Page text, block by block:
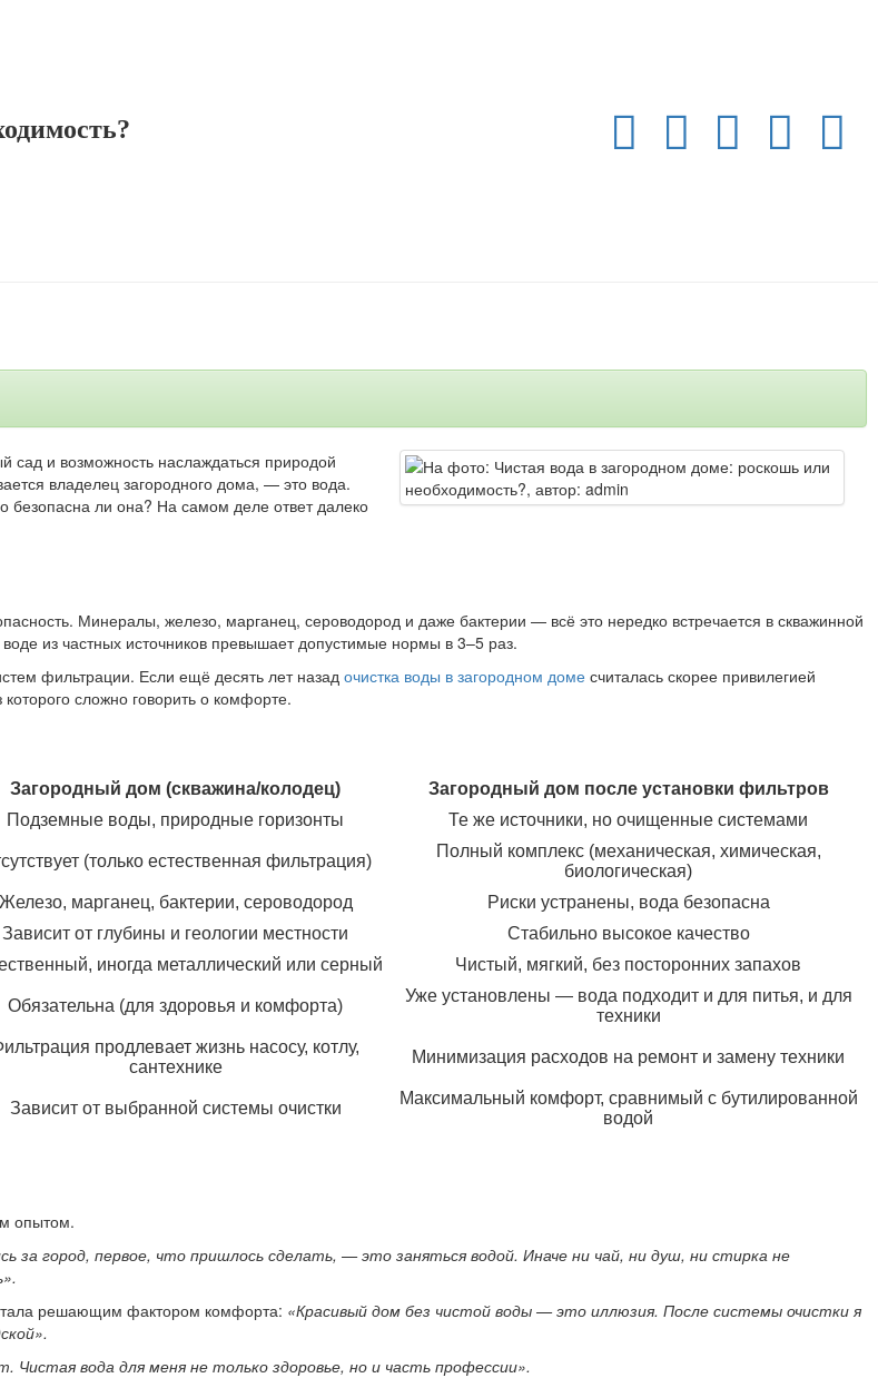
сад и возможность наслаждаться природой
владелец загородного дома, — это вода.
безопасна ли она? На самом деле ответ далеко
Минералы, железо, марганец, сероводород и даже бактерии — всё это нередко встречается в скважинной
из частных источников превышает допустимые нормы в 3–5 раз.
фильтрации. Если ещё десять лет назад очистка воды в загородном доме считалась скорее привилегией
сложно говорить о комфорте.
Загородный дом (скважина/колодец)
Загородный дом после установки фильтров
Подземные воды, природные горизонты Те же источники, но очищенные системами
(только естественная фильтрация)
Полный комплекс (механическая, химическая,
биологическая)
Железо, марганец, бактерии, сероводород
Риски устранены, вода безопасна
Зависит от глубины и геологии местности
Стабильно высокое качество
иногда металлический или серный
Чистый, мягкий, без посторонних запахов
Обязательна (для здоровья и комфорта)
Уже установлены — вода подходит и для питья, и для
техники
продлевает жизнь насосу, котлу,
сантехнике
Минимизация расходов на ремонт и замену техники
Зависит от выбранной системы очистки
Максимальный комфорт, сравнимый с бутилированной
водой
опытом.
за город, первое, что пришлось сделать, — это заняться водой. Иначе ни чай, ни душ, ни стирка не
решающим фактором комфорта: «Красивый дом без чистой воды — это иллюзия. После системы очистки я
Чистая вода для меня не только здоровье, но и часть профессии».